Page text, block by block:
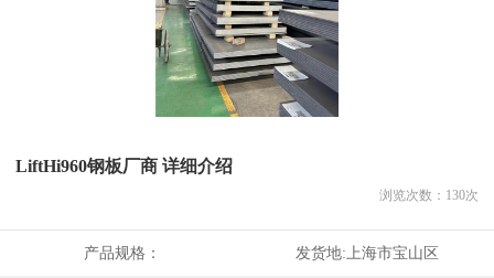
LiftHi960钢板厂商 详细介绍
浏览次数： 130次
产品规格： 发货地: 上海市宝山区